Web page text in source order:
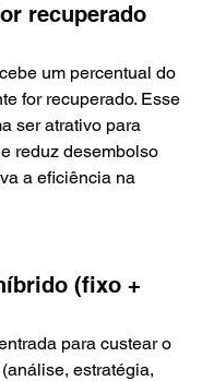
recuperado
um percentual do
for recuperado. Esse
ser atrativo para
reduz desembolso
a eficiência na
(fixo +
para custear o
estratégia,